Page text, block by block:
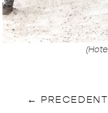
← PRECEDENT